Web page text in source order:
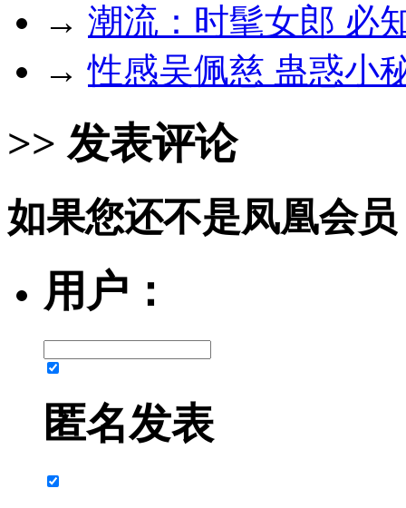
→ 潮流：时髦女郎 必
→性感吴佩慈 蛊惑小
>> 发表评论
如果您还不是凤凰会
用户：
匿名发表